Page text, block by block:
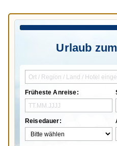
Urlaub
Früheste Anreise:
Reisedauer: